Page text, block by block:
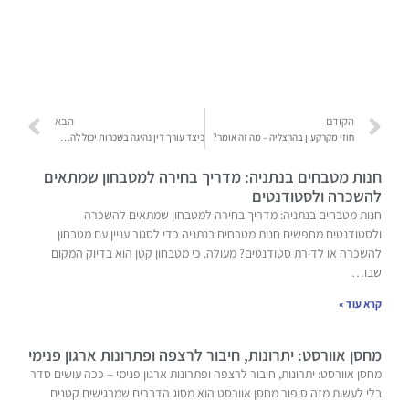
הקודם
חוזי מקרקעין בהרצליה – מה זה אומר?
הבא
כיצד עורך דין נהיגה בשכרות יכול להפחית את העונש שלך
חנות מטבחים בנתניה: מדריך בחירה למטבחון שמתאים
להשכרה ולסטודנטים
חנות מטבחים בנתניה: מדריך בחירה למטבחון שמתאים להשכרה
ולסטודנטים מחפשים חנות מטבחים בנתניה כדי לסגור עניין עם מטבחון
להשכרה או לדירת סטודנטים? מעולה. כי מטבחון קטן הוא בדיוק המקום
שבו…
קרא עוד »
מחסן אוורסט: יתרונות, חיבור לרצפה ופתרונות ארגון פנימי
מחסן אוורסט: יתרונות, חיבור לרצפה ופתרונות ארגון פנימי – ככה עושים סדר
בלי לעשות מזה סיפור מחסן אוורסט הוא מסוג הדברים שמרגישים קטנים